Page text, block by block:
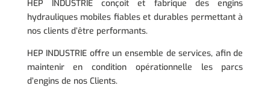
HEP INDUSTRIE conçoit et fabrique des engins
hydrauliques mobiles fiables et durables permettant à
nos clients d’être performants.
HEP INDUSTRIE offre un ensemble de services, afin de
maintenir en condition opérationnelle les parcs
d’engins de nos Clients.